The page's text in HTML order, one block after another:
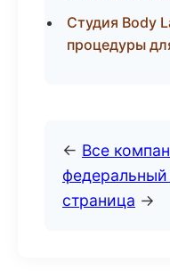
Студия Body
процедуры
← Все
федеральный
страница →